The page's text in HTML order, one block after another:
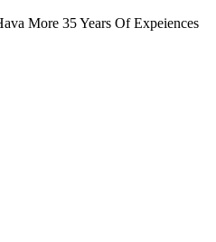
More 35 Years Of Expeiences